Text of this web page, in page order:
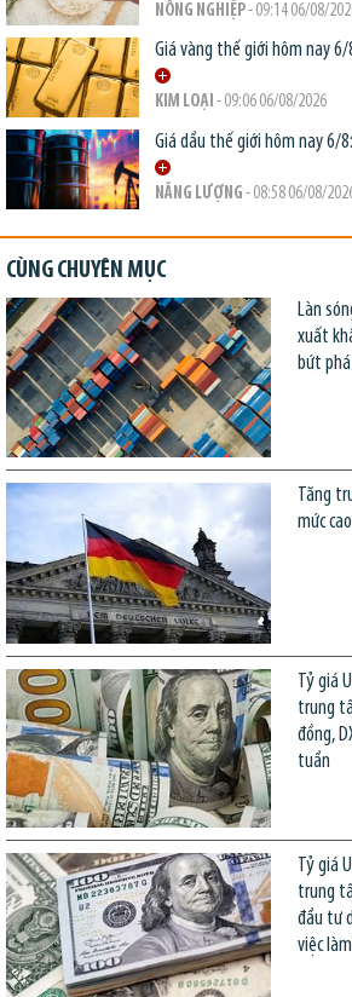
NÔNG NGHIỆP- 09:14 06/08/
Giá vàng thế giới hôm nay 6/
KIM LOẠI - 09:06 06/08/2026
Giá dầu thế giới hôm nay 6/
NĂNG LƯỢNG - 08:58 06/08/
CÙNG CHUYÊN MỤC
Làn
xuất
bứt
Tăng
mức
Tỷ giá
trung
đồng,
tuần
Tỷ giá
trung
đầu tư
việc